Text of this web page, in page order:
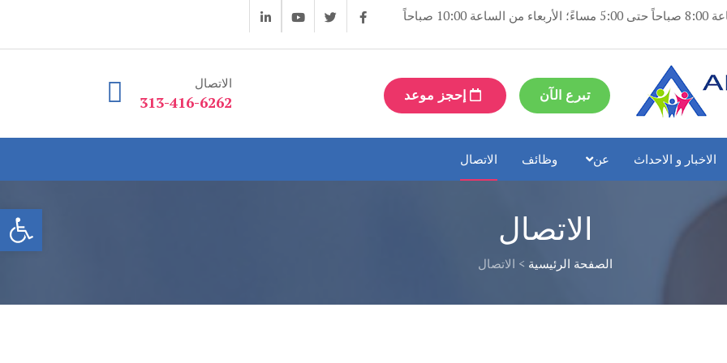
مفتوح: أيام الإثنين والثلاثاء والخميس والجمعة من الساعة 8:00 صباحاً حتى 5:00 مساءً؛ الأربعاء من الساعة 10:00 صباحاً
الاتصال
313-416-6262 تبرع الآن إحجز موعد
الاخبار و الاحداث عن وظائف الاتصال
الاتصال
الصفحة الرئيسية > الاتصال